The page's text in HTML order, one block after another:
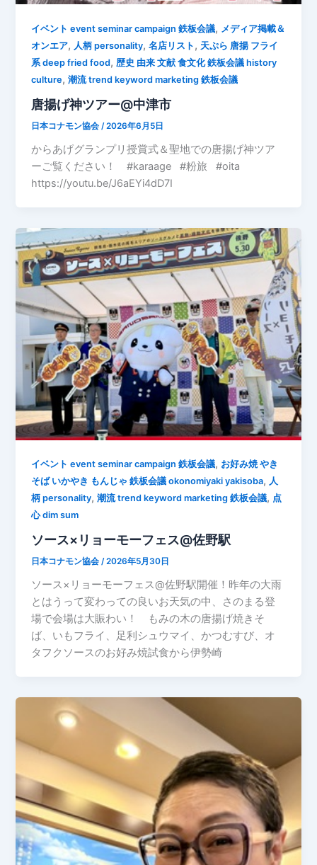
イベント event seminar campaign 鉄板会議, メディア掲載＆
オンエア, 人柄 personality,名店リスト , 天ぷら 唐揚 フライ
系 deep fried food,歴史 由来 文献 食文化 鉄板会議 history
culture,潮流 trend keyword marketing 鉄板会議
唐揚げ神ツアー@中津市
日本コナモン協会/2026年6月5日
からあげグランプリ授賞式＆聖地での唐揚げ神ツア
ーご覧ください！ #karaage #粉旅 #oita
https://youtu.be/J6aEYi4dD7I
イベント event seminar campaign 鉄板会議, お好み焼 やき
そば いかやき もんじゃ 鉄板会議 okonomiyaki yakisoba, 人
柄 personality,潮流 trend keyword marketing 鉄板会議, 点
心 dim sum
ソース×リョーモーフェス@佐野駅
日本コナモン協会/2026年5月30日
ソース×リョーモーフェス@佐野駅開催！昨年の大雨
とはうって変わっての良いお天気の中、さのまる登
場で会場は大賑わい！ もみの木の唐揚げ焼きそ
ば、いもフライ、足利シュウマイ、かつむすび、オ
タフクソースのお好み焼試食から伊勢崎